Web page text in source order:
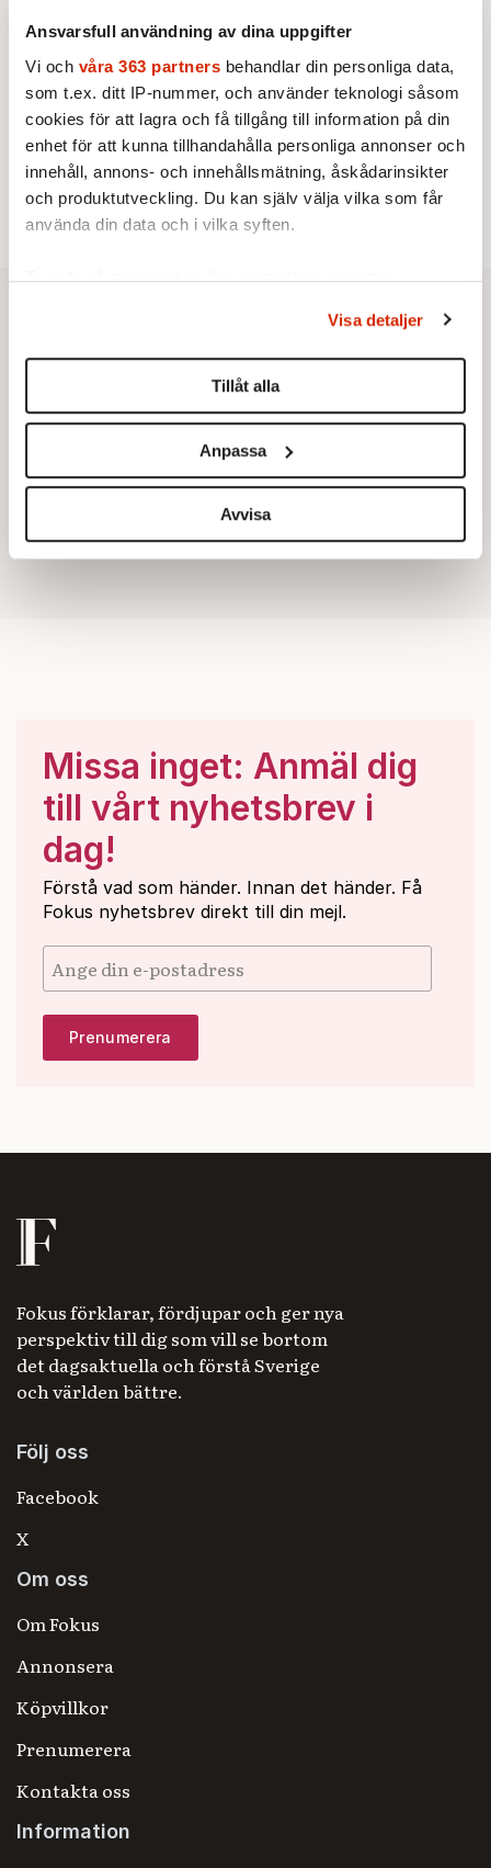
Ansvarsfull användning av dina uppgifter
Vi och våra 363 partners behandlar din personliga data,
som t.ex. ditt IP-nummer, och använder teknologi såsom
cookies för att lagra och få tillgång till information på din
enhet för att kunna tillhandahålla personliga annonser och
innehåll, annons- och innehållsmätning, åskådarinsikter
och produktutveckling. Du kan själv välja vilka som får
använda din data och i vilka syften.
Ta reda på mer om hur dina personliga uppgifter
Du kan ändra eller dra tillbaka ditt samtycke när som
helst från cookie-förklaringen.
Vi använder enhetsidentifierare för att anpassa innehållet
för sociala medier och analysera vår trafik. Vi
vidarebefordrar även sådana identifierare och annan
information från din enhet till de sociala medier och
annons- och analysföretag som vi samarbetar med.
Visa detaljer
Tillåt alla
Anpassa
Avvisa
4.Nina Lekander:På ”Kommunisthögskolan” drömde
alla om att vara arbetarklass
5.Sakine Madon: Efter islamistdådet oroar sig
vänstern för Agnes Wold
KRÖNIKA
6.Frans Wachtmeister: Ja, AC är ett hot mot den
franska civilisationen
Missa inget: Anmäl dig
till vårt nyhetsbrev i
dag!
Förstå vad som händer. Innan det händer. Få
Fokus nyhetsbrev direkt till din mejl.
Fokus förklarar, fördjupar och ger nya
perspektiv till dig som vill se bortom
det dagsaktuella och förstå Sverige
och världen bättre.
Följ oss
Facebook
X
Om oss
Om Fokus
Annonsera
Köpvillkor
Prenumerera
Kontakta oss
Information